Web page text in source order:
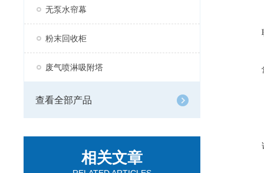
无泵水帘幕
粉末回收柜
废气喷淋吸附塔
查看全部产品
相关文章